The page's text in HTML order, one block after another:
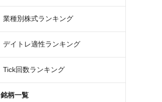
業種別株式ランキング
デイトレ適性ランキング
Tick回数ランキング
銘柄一覧